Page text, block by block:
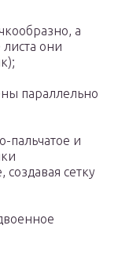
а
они
параллельно
пальчатое и
сетку